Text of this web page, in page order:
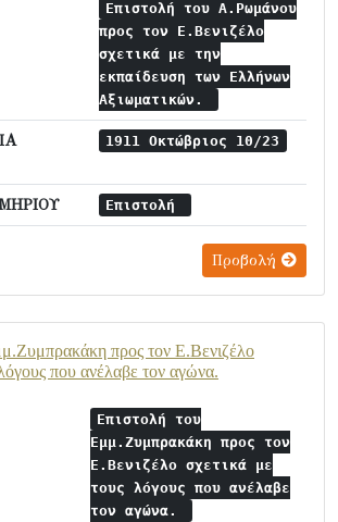
Επιστολή του Α.Ρωμάνου
προς τον Ε.Βενιζέλο
σχετικά με την
εκπαίδευση των Ελλήνων
Αξιωματικών.
1911 Οκτώβριος 10/23
Επιστολή
Προβολή
προς τον Ε.Βενιζέλο
που ανέλαβε τον αγώνα.
Επιστολή του
Εμμ.Ζυμπρακάκη προς τον
Ε.Βενιζέλο σχετικά με
τους λόγους που ανέλαβε
τον αγώνα.